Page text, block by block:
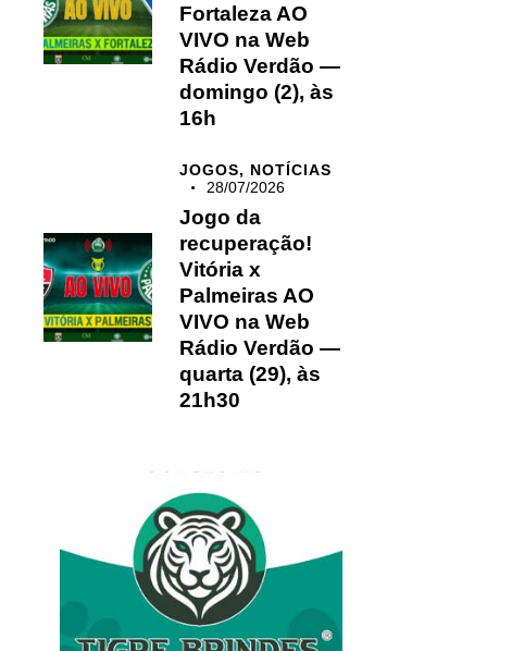
Fortaleza AO
VIVO na Web
Rádio Verdão —
domingo (2), às
16h
JOGOS, NOTÍCIAS
28/07/2026
Jogo da
recuperação!
Vitória x
Palmeiras AO
VIVO na Web
Rádio Verdão —
quarta (29), às
21h30